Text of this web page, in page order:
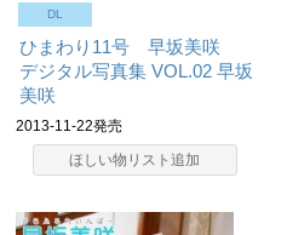
DL
ひまわり11号 早坂美咲
デジタル写真集 VOL.02 早坂
美咲
2013-11-22発売
ほしい物リスト追加